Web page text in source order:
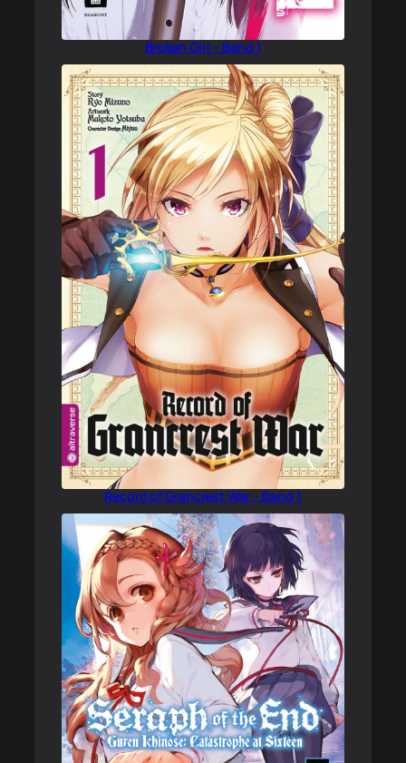
Broken Girl – Band 1
Record of Grancrest War – Band 1